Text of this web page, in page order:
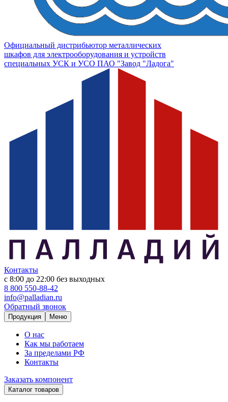
Официальный дистрибьютор металлических
шкафов для электрооборудования и устройств
специальных УСК и УСО ПАО "Завод "Ладога"
Контакты
с 8:00 до 22:00 без выходных
8 800 550-88-42
info@palladian.ru
Обратный звонок
Продукция Меню
О нас
Как мы работаем
За пределами РФ
Контакты
Заказать компонент
Каталог товаров